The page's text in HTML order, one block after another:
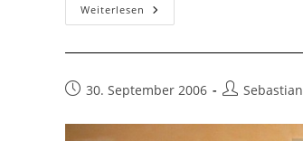
Weiterlesen 28.
Eulenturnier
Beitrag30. September 2006
Beitrags-
Sebastian